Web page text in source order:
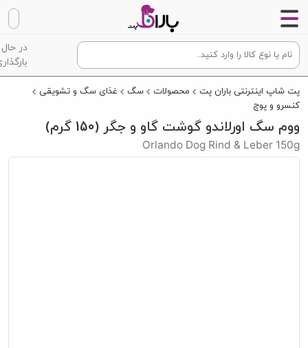
در حال
پت شاپ اینترنتی باران پت محصولات سگ
غذای سگ و تشویقی
کنسرو و پوچ
ووم سگ اورلاندو گوشت گاو و جگر (150 گرم)
Orlando Dog Rind & Leber 150g